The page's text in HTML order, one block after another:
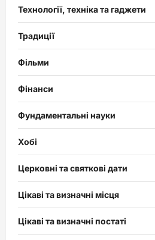
Технології, техніка та гаджети
Традиції
Фільми
Фінанси
Фундаментальні науки
Хобі
Церковні та святкові дати
Цікаві та визначні місця
Цікаві та визначні постаті